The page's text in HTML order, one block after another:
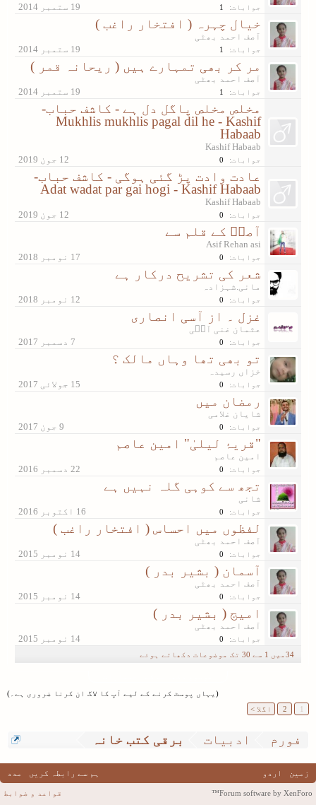
جوابات: 1
خیال چہرہ ( افتخار راغب )
آصف احمد بھٹی
جوابات: 1
مر کر بھی تمہارے ہیں ( ریحانہ قمر )
آصف احمد بھٹی
جوابات: 1
مخلص مخلص پاگل دل ہے - کاشف حباب-
Mukhlis mukhlis pagal dil he - Kashif
Habaab
Kashif Habaab
جوابات: 0
عادت وادت پڑ گئی ہوگی - کاشف حباب-
Adat wadat par gai hogi - Kashif Habaab
Kashif Habaab
جوابات: 0
آصیؔ کے قلم سے
Asif Rehan asi
جوابات: 0
شعر کی تشریح درکار ہے
مانی.شہزادہ
جوابات: 0
غزل ۔ از آسی انصاری
عثمان غنی آسؔی
جوابات: 0
تو بھی تھا وہاں مالک ؟
خزاں رسیدہ
جوابات: 0
رمضان میں
شایان غلامی
جوابات: 0
"قریۂ لیلیٰ" امین عاصم
امین عاصم
جوابات: 0
تجھ سے کوہی گلہ نہیں ہے
شانی
جوابات: 0
لفظوں میں احساس ( افتخار راغب )
آصف احمد بھٹی
جوابات: 0
آسمان ( بشیر بدر )
آصف احمد بھٹی
جوابات: 0
امیج ( بشیر بدر )
آصف احمد بھٹی
جوابات: 0
34میں 1 سے 30 تک موضوعات دکھاتے ہوئے
(یہاں پوسٹ کرنے کے لیے آپ کا لاگ ان کرنا ضروری ہے۔)
1
2 اگلا >
فورم ادبیات برقی کتب خانہ
زمین اردو ہم سے رابطہ کریں مدد
قواعد و ضوابط Forum software by XenForo™